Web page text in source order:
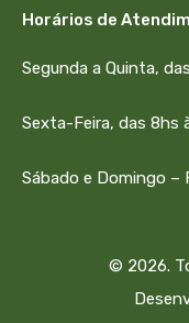
Horários de
Segunda a Quinta,
Sexta-Feira, das 8hs
Sábado e Domingo –
© 2026.